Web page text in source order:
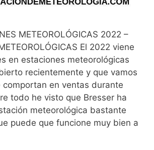
METEOROLÓGICAS 2022 –
El 2022 viene
en estaciones meteorológicas
recientemente y que vamos
comportan en ventas durante
todo he visto que Bresser ha
meteorológica bastante
puede que funcione muy bien a